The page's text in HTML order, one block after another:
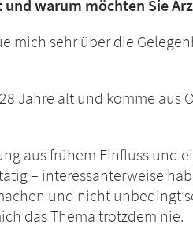
warum möchten Sie
mich sehr über die
Jahre alt und komme aus
aus frühem Einfluss und
– interessanterweise
und nicht unbedingt
das Thema trotzdem nie.